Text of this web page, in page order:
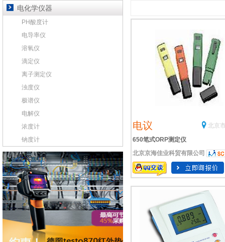
电议
北京
650笔式ORP测定仪
北京京海佳业科贸有限公司
电化学仪器
PH酸度计
电导率仪
溶氧仪
滴定仪
离子测定仪
浊度仪
极谱仪
电解仪
浓度计
钠度计